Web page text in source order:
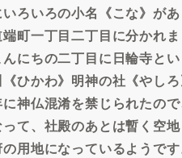
ろいろの小名《こな》が
町一丁目二丁目に分かれ
にちの二丁目に日輪寺と
ひかわ》明神の社《やし
神仏混淆を禁じられたの
て、社殿のあとは暫く空
用地になっているようです